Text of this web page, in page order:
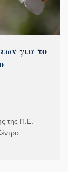
για το
της Π.Ε.